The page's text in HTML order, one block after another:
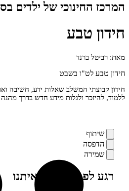
של ילדים בסיכוי
טבע
ברנד
לט"ו בשבט
המשלב שאלות ידע, חשיבה ואתגר,
ולגלות מידע חדש בדרך מהנה ותחרותית.
מילה מאיתנו